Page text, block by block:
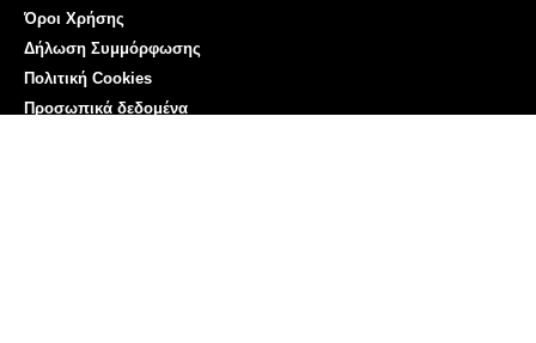
Όροι Χρήσης
Δήλωση Συμμόρφωσης
Πολιτική Cookies
Προσωπικά δεδομένα